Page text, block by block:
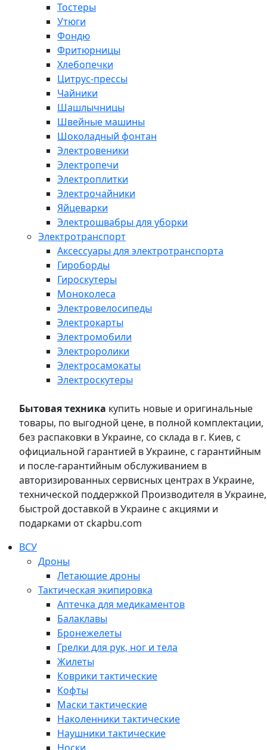
Тостеры
Утюги
Фондю
Фритюрницы
Хлебопечки
Цитрус-прессы
Чайники
Шашлычницы
Швейные машины
Шоколадный фонтан
Электровеники
Электропечи
Электроплитки
Электрочайники
Яйцеварки
Электрошвабры для уборки
Электротранспорт
Аксессуары для электротранспорта
Гироборды
Гироскутеры
Моноколеса
Электровелосипеды
Электрокарты
Электромобили
Электроролики
Электросамокаты
Электроскутеры
Бытовая техника купить новые и оригинальные
товары, по выгодной цене, в полной комплектации,
без распаковки в Украине, со склада в г. Киев, с
официальной гарантией в Украине, с гарантийным
и после-гарантийным обслуживанием в
авторизированных сервисных центрах в Украине,
технической поддержкой Производителя в Украине,
быстрой доставкой в Украине с акциями и
подарками от ckapbu.com
ВСУ
Дроны
Летающие дроны
Тактическая экипировка
Аптечка для медикаментов
Балаклавы
Бронежелеты
Грелки для рук, ног и тела
Жилеты
Коврики тактические
Кофты
Маски тактические
Наколенники тактические
Наушники тактические